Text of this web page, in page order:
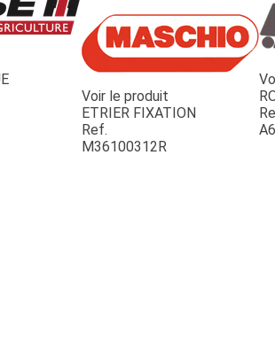
JOUET
ESPACES VERTS
Voir le produit
ETRIER FIXATION
Ref.
M36100312R